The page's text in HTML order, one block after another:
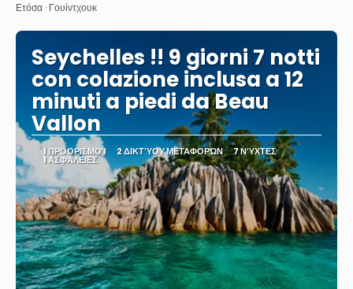
Ετόσα · Γουίντχουκ
Seychelles !! 9 giorni 7 notti
con colazione inclusa a 12
minuti a piedi da Beau
Vallon
1 ΠΡΟΟΡΙΣΜΟΊ 2 ΔΙΚΤΎΟΥ ΜΕΤΑΦΟΡΏΝ 7 ΝΎΧΤΕΣ
1 ΑΣΦΆΛΕΙΕΣ